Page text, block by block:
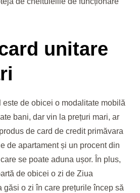
unitare
este de obicei o modalitate mobilă
bani, dar vin la prețuri mari, ar
de card de credit primăvara
de apartament și un procent din
se poate aduna ușor. În plus,
de obicei o zi de Ziua
găsi o zi în care prețurile încep să